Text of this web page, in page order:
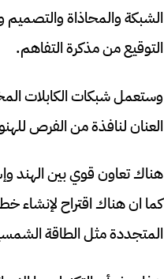
التوقيع من مذكرة التفاهم.
وستعمل شبكات الكابلات
العنان لنافذة من الفرص
كما ان هناك اقتراح لإنشاء
المتجددة مثل الطاقة